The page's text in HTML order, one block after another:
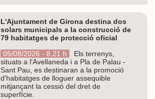
L'Ajuntament de Girona destina dos
solars municipals a la construcció de
79 habitatges de protecció oficial
05/08/2026 - 8.21 h
Els terrenys,
situats a l'Avellaneda i a Pla de Palau -
Sant Pau, es destinaran a la promoció
d'habitatges de lloguer assequible
mitjançant la cessió del dret de
superfície.